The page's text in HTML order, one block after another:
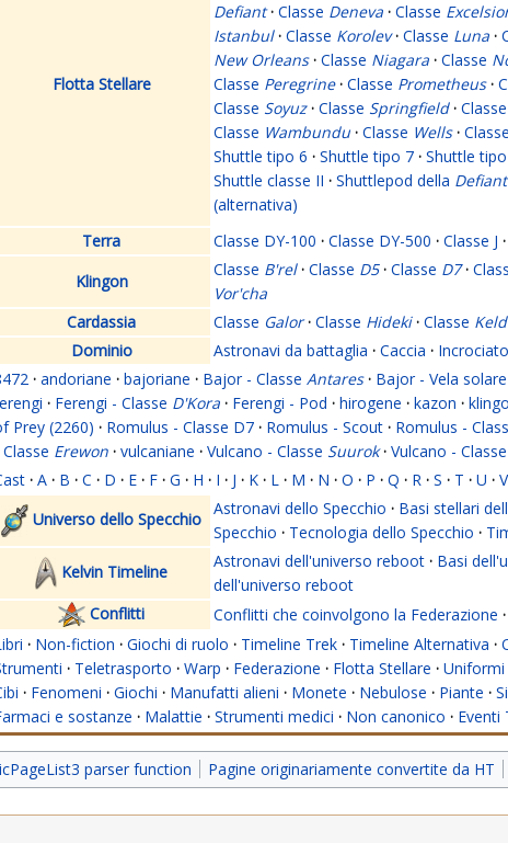
Flotta Stellare
Defiant · Classe Deneva · Classe
Istanbul · Classe Korolev · Classe Luna ·
New Orleans · Classe Niagara · Classe
Classe Peregrine · Classe Prometheus ·
Classe Soyuz · Classe Springfield · Classe
Classe Wambundu · Classe Wells · Classe
Shuttle tipo 6 · Shuttle tipo 7 · Shuttle
Shuttle classe II · Shuttlepod della Defiant
(alternativa)
Terra
Classe DY-100 · Classe DY-500 · Classe J ·
Klingon
Classe B'rel · Classe D5 · Classe D7 ·
Vor'cha
Cardassia
Classe Galor · Classe Hideki · Classe
Dominio
Astronavi da battaglia · Caccia ·
· andoriane · bajoriane · Bajor - Classe Antares · Bajor - Vela solare
· Ferengi - Classe D'Kora · Ferengi - Pod · hirogene · kazon ·
Prey (2260) · Romulus - Classe D7 · Romulus - Scout · Romulus -
Classe Erewon · vulcaniane · Vulcano - Classe Suurok · Vulcano -
· A · B · C · D · E · F · G · H · I · J · K · L · M · N · O · P · Q · R · S · T · U · V
Universo dello Specchio
Astronavi dello Specchio · Basi stellari
Specchio · Tecnologia dello Specchio ·
Kelvin Timeline
Astronavi dell'universo reboot · Basi
dell'universo reboot
Conflitti
Conflitti che coinvolgono la Federazione ·
· Non-fiction · Giochi di ruolo · Timeline Trek · Timeline Alternativa ·
· Teletrasporto · Warp · Federazione · Flotta Stellare · Uniformi
· Fenomeni · Giochi · Manufatti alieni · Monete · Nebulose · Piante ·
e sostanze · Malattie · Strumenti medici · Non canonico · Eventi
parser function Pagine originariamente convertite da HT